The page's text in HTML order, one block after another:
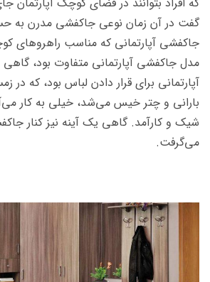
گفت در آن زمان نوعی جاکفشی مدرن به
جاکفشی آپارتمانی که مناسب راهروهای
مدل جاکفشی آپارتمانی متفاوت بود،
آپارتمانی برای قرار دادن لباس بود، که در
بارانی و چتر خیس می‌شد، خیلی به کار
شیک و کارآمد. گاهی یک آینه نیز کنار
می‌گرفت.